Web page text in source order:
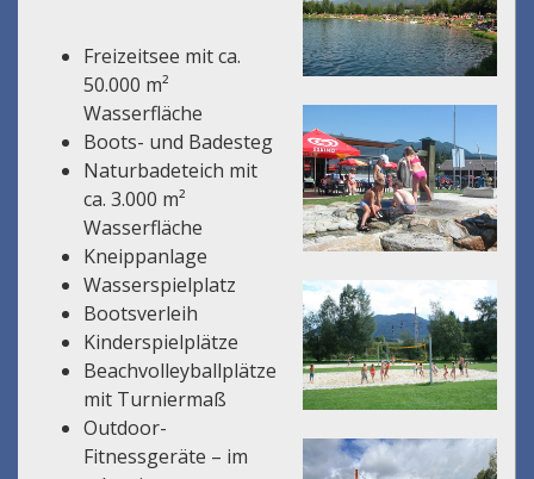
Freizeitsee mit ca.
50.000 m²
Wasserfläche
Boots- und Badesteg
Naturbadeteich mit
ca. 3.000 m²
Wasserfläche
Kneippanlage
Wasserspielplatz
Bootsverleih
Kinderspielplätze
Beachvolleyballplätze
mit Turniermaß
Outdoor-
Fitnessgeräte – im